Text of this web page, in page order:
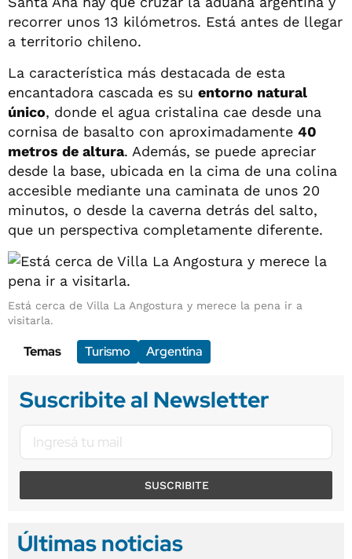
recorrer unos 13 kilómetros. Está antes de llegar
a territorio chileno.
La característica más destacada de esta
encantadora cascada es su entorno natural
único, donde el agua cristalina cae desde una
cornisa de basalto con aproximadamente 40
metros de altura. Además, se puede apreciar
desde la base, ubicada en la cima de una colina
accesible mediante una caminata de unos 20
minutos, o desde la caverna detrás del salto,
que un perspectiva completamente diferente.
Está cerca de Villa La Angostura y merece la pena ir a
visitarla.
Temas Turismo Argentina
Suscribite al Newsletter
SUSCRIBITE
Últimas noticias